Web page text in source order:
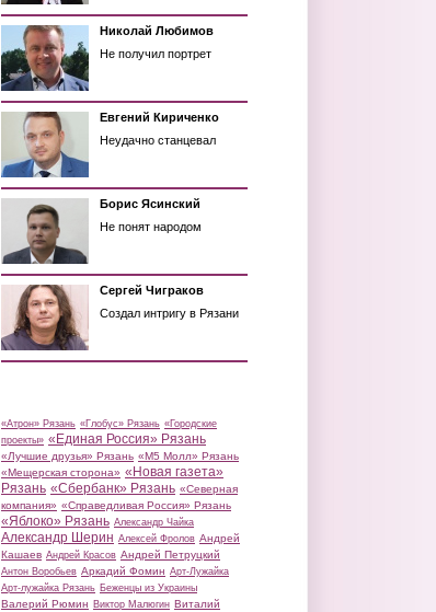
Николай Любимов
Не получил портрет
Евгений Кириченко
Неудачно станцевал
Борис Ясинский
Не понят народом
Сергей Чиграков
Создал интригу в Рязани
«Атрон» Рязань «Глобус» Рязань «Городские
проекты» «Единая Россия» Рязань
«Лучшие друзья» Рязань «М5 Молл» Рязань
«Мещерская сторона» «Новая газета»
Рязань «Сбербанк» Рязань «Северная
компания» «Справедливая Россия» Рязань
«Яблоко» Рязань Александр Чайка
Александр Шерин Алексей Фролов Андрей
Кашаев Андрей Красов Андрей Петруцкий
Антон Воробьев Аркадий Фомин Арт-Лужайка
Арт-лужайка Рязань Беженцы из Украины
Валерий Рюмин Виктор Малюгин Виталий